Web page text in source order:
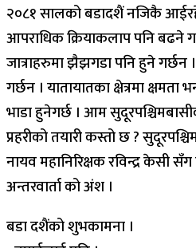
२०८१ सालको बडादशैं नजिकै
आपराधिक क्रियाकलाप पनि बढने
जात्राहरुमा झैझगडा पनि हुने गर्छन
गर्छन । यातायातका क्षेत्रमा क्षमता
भाडा हुनेगर्छ । आम
प्रहरीको तयारी कस्तो छ ?
नायव महानिरिक्षक रविन्द्र केसी
अन्तरवार्ता को अंश ।
बडा दशैंको शुभकामना ।